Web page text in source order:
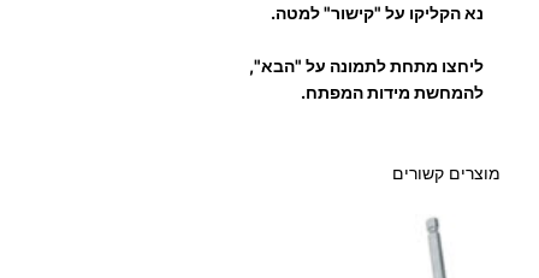
נא הקליקו על "קישור" למטה.
ליחצו מתחת לתמונה על "הבא",
להמחשת מידות המפתח.
מוצרים קשורים